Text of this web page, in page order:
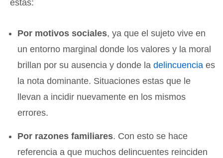
estas:
Por motivos sociales, ya que el sujeto vive en
un entorno marginal donde los valores y la moral
brillan por su ausencia y donde ladelincuencia es
la nota dominante. Situaciones estas que le
llevan a incidir nuevamente en los mismos
errores.
Por razones familiares. Con esto se hace
referencia a que muchos delincuentes reinciden